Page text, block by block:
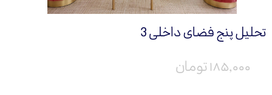
تحلیل پنج فضای داخلی 3
۱۸۵,۰۰۰ تومان